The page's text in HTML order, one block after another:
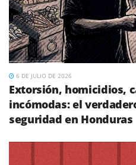
6 DE JULIO DE 2026
Extorsión, homicidios,
incómodas: el
seguridad en Honduras